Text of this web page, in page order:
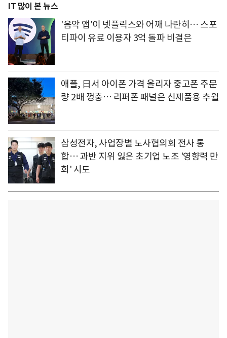
IT 많이 본 뉴스
'음악 앱'이 넷플릭스와 어깨 나란히… 스포
티파이 유료 이용자 3억 돌파 비결은
애플, 日서 아이폰 가격 올리자 중고폰 주문
량 2배 껑충… 리퍼폰 패널은 신제품용 추월
삼성전자, 사업장별 노사협의회 전사 통
합… 과반 지위 잃은 초기업 노조 '영향력 만
회' 시도